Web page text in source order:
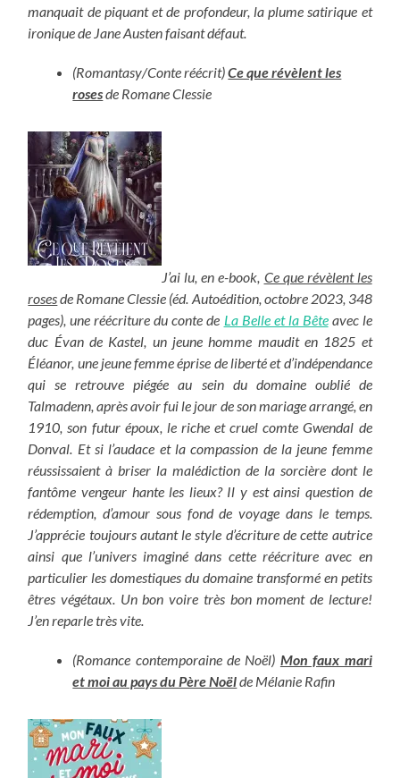
manquait de piquant et de profondeur, la plume satirique et
ironique de Jane Austen faisant défaut.
(Romantasy/Conte réécrit)Ce que révèlent les
rosesde Romane Clessie
J’ai lu, en e-book, Ce que révèlent les
rosesde Romane Clessie (éd. Autoédition, octobre 2023, 348
pages), une réécriture du conte de La Belle et la Bêteavec le
duc Évan de Kastel, un jeune homme maudit en 1825 et
Éléanor, une jeune femme éprise de liberté et d’indépendance
qui se retrouve piégée au sein du domaine oublié de
Talmadenn, après avoir fui le jour de son mariage arrangé, en
1910, son futur époux, le riche et cruel comte Gwendal de
Donval. Et si l’audace et la compassion de la jeune femme
réussissaient à briser la malédiction de la sorcière dont le
fantôme vengeur hante les lieux? Il y est ainsi question de
rédemption, d’amour sous fond de voyage dans le temps.
J’apprécie toujours autant le style d’écriture de cette autrice
ainsi que l’univers imaginé dans cette réécriture avec en
particulier les domestiques du domaine transformé en petits
êtres végétaux. Un bon voire très bon moment de lecture!
J’en reparle très vite.
(Romance contemporaine de Noël) Mon faux mari
et moi au pays du Père Noëlde Mélanie Rafin